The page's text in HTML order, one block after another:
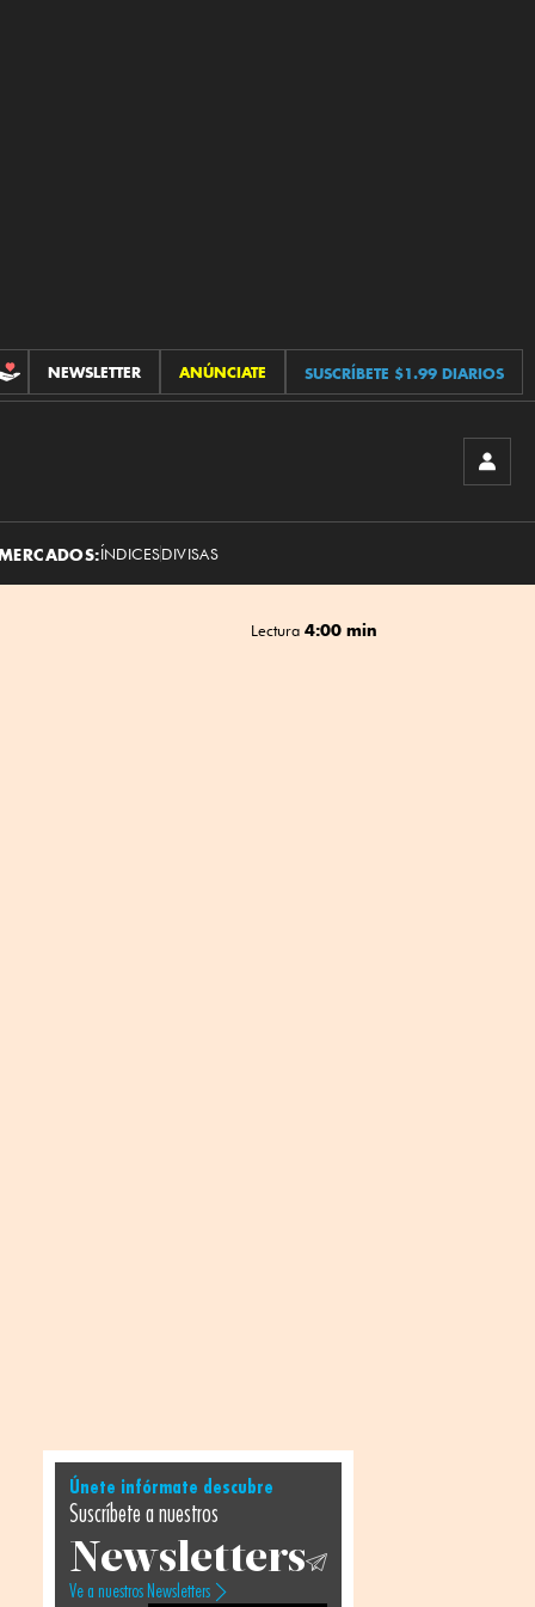
CONTRIBUCIONES
NEWSLETTER ANÚNCIATE SUSCRÍBETE $1.99 DIARIOS
ÍNDICESDIVISAS
Lectura 4:00 min
Únete infórmate descubre
Suscríbete a nuestros
Newsletters
Ve a nuestros Newsletters